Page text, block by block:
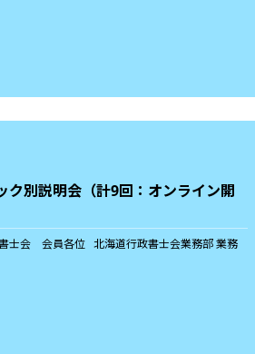
ク別説明会（計9回：オンライン開
士会 会員各位 北海道行政書士会業務部 業務